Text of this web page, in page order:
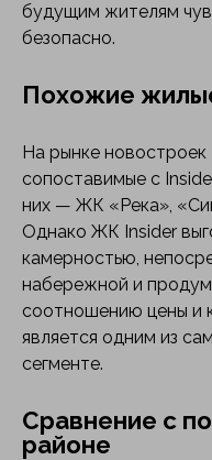
будущим жителям
безопасно.
Похожие
На рынке
сопоставимые с
них — ЖК «Река»,
Однако ЖК Insider
камерностью,
набережной и
соотношению цены и
является одним из
сегменте.
Сравнение с
районе